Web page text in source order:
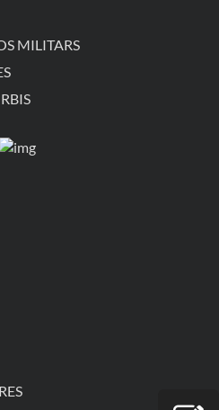
MILITARS